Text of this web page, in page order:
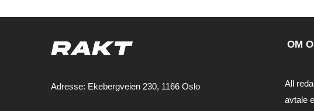
Adresse: Ekebergveien 230, 1166 Oslo
OM
All
avtale